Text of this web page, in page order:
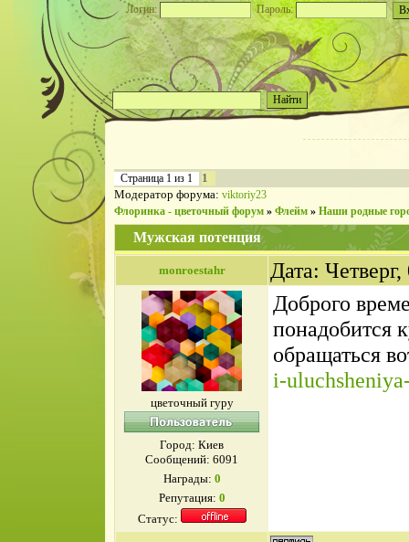
Логин: Пароль:
Страница 1 из 1
1
Модератор форума: viktoriy23
Флоринка - цветочный форум » Флейм » Наши родные
Мужская потенция
monroestahr Дата:
цветочный гуру
Город: Киев
Сообщений: 6091
Награды: 0
Репутация: 0
Статус:
Доброго
понадобится
обращаться
i-